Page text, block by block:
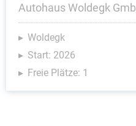
Autohaus Woldegk
Woldegk
Start: 2026
Freie Plätze: 1